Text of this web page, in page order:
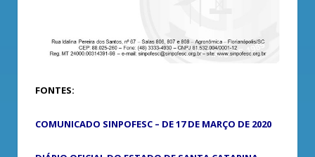
FONTES:
COMUNICADO SINPOFESC – DE 17 DE MARÇO DE 2020